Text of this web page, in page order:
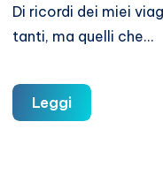
Di ricordi dei miei
tanti, ma quelli che…
Leggi5
ricordi